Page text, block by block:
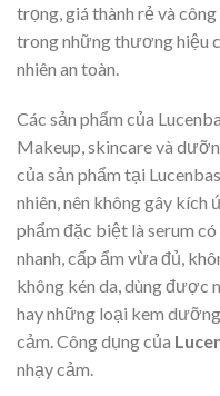
trọng, giá thành rẻ và
trong những thương hiệu
nhiên an toàn.
Các sản phẩm của
Makeup, skincare và
của sản phẩm tại
nhiên, nên không gây kích
phẩm đặc biệt là serum
nhanh, cấp ẩm vừa đủ,
không kén da, dùng được
hay những loại kem
cảm. Công dụng của
nhạy cảm.